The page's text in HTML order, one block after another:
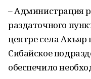
– Администрация
раздаточного
центре села
Сибайское
обеспечило